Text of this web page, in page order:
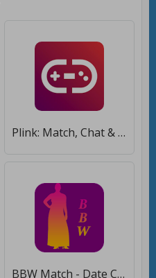
Plink: Match, Chat & Find Friends to Play with [Без рекламы]
BBW Match - Date Curvy Singles [Premium]